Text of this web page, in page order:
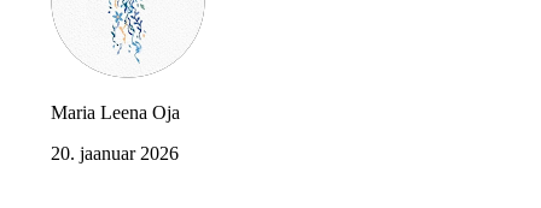
Maria Leena Oja
20. jaanuar 2026